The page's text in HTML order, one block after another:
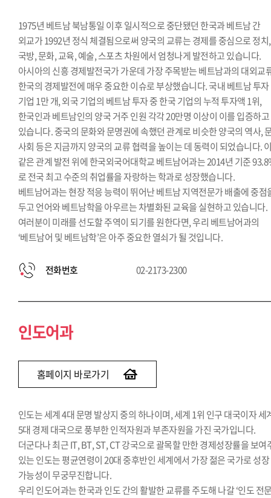
1975년 베트남 북남통일 이후 일시적으로 중단됐던 한국과 베트남 간
외교가 1992년 정식 체결됨으로써 양국의 교류는 경제를 중심으로 정치,
국방, 문화, 교육, 예술, 스포츠 차원에서 엄청나게 발전하고 있습니다.
아시아의 신흥 경제발전국가 가운데 가장 주목받는 베트남과의 대외교
한국의 경제발전에 매우 중요한 이슈로 부상했습니다. 국내 베트남 투자
기업 1만 개, 외국 기업의 베트남 투자 중 한국 기업의 누적 투자액 1위,
한국인과 베트남인의 양국 거주 인원 각각 20만명 이상이 이를 입증하고
있습니다. 중국의 문화와 문명권에 속했던 관계로 비슷한 양국의 역사,
사회 등은 지금까지 양국의 교류 협력을 높이는 데 동력이 되었습니다.
같은 관계 발전 위에 한국외국어대학교 베트남어과는 2014년 기준
로 전국 최고 수준의 취업률을 자랑하는 학과로 성장했습니다.
베트남어과는 현장 적응 능력이 뛰어난 베트남 지역전문가 배출에 중점
두고 언어와 베트남학을 아우르는 차별화된 교육을 실현하고 있습니다.
여러분이 미래를 선도할 주역이 되기를 원한다면, 우리 베트남어과의
‘베트남어 및 베트남학’은 아주 중요한 열쇠가 될 것입니다.
전화번호 02-2173-2300
인도어과
홈페이지 바로가기
인도는 세계 4대 문명 발상지 중의 하나이며, 세계 1위 인구 대국이자 세
5대 경제 대국으로 풍부한 인적자원과 부존자원을 가진 국가입니다.
더군다나 최근 IT, BT, ST, CT 강국으로 괄목할 만한 경제성장률을 보여
있는 인도는 평균연령이 20대 중후반인 세계에서 가장 젊은 국가로 성장
가능성이 무궁무진합니다.
우리 인도어과는 한국과 인도 간의 활발한 교류를 주도해 나갈 ‘인도 전